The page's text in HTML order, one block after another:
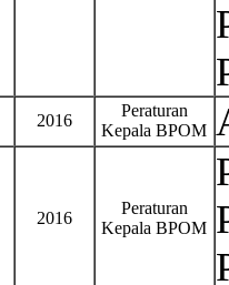
2016
Peraturan
Kepala BPOM
2016
Peraturan
Kepala BPOM